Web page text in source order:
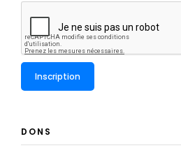
DONS